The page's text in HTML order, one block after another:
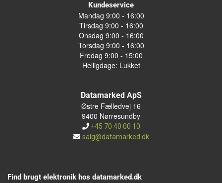
Kundeservice
Mandag 9:00 - 16:00
Tirsdag 9:00 - 16:00
Onsdag 9:00 - 16:00
Torsdag 9:00 - 16:00
Fredag 9:00 - 15:00
Helligdage: Lukket
Datamarked ApS
Østre Fælledvej 16
9400 Nørresundby
+45 70 40 00 10
salg@datamarked.dk
Find brugt elektronik hos datamarked.dk